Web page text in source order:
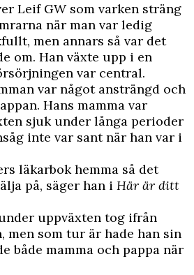
Leif GW som varken sträng
när man var ledig
men annars så var det
om. Han växte upp i en
var central.
var något ansträngd och
Hans mamma var
sjuk under långa perioder
inte var sant när han var i
läkarbok hemma så det
på, säger han i Här är ditt
uppväxten tog ifrån
men som tur är hade han sin
både mamma och pappa när